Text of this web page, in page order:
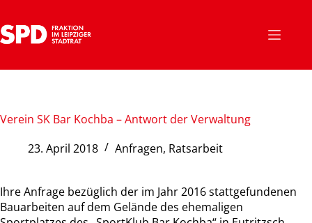
Inhalt
springen
Verein SK Bar Kochba – Antwort der Verwaltung
23. April 2018
Anfragen, Ratsarbeit
Ihre Anfrage bezüglich der im Jahr 2016 stattgefundenen
Bauarbeiten auf dem Gelände des ehemaligen